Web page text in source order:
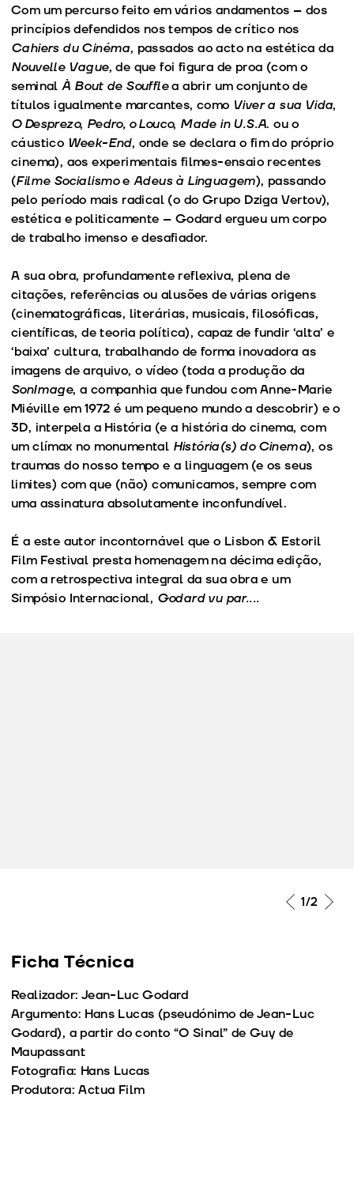
Com um percurso feito em vários andamentos – dos
princípios defendidos nos tempos de crítico nos
Cahiers du Cinéma, passados ao acto na estética da
Nouvelle Vague, de que foi figura de proa (com o
seminalÀ Bout de Soufflea abrir um conjunto de
títulos igualmente marcantes, como Viver a sua Vida,
O Desprezo, Pedro, o Louco, Made in U.S.A. ou o
cáustico Week-End, onde se declara o fim do próprio
cinema), aos experimentais filmes-ensaio recentes
(Filme SocialismoeAdeus à Linguagem), passando
pelo período mais radical (o do Grupo Dziga Vertov),
estética e politicamente – Godard ergueu um corpo
de trabalho imenso e desafiador.
A sua obra, profundamente reflexiva, plena de
citações, referências ou alusões de várias origens
(cinematográficas, literárias, musicais, filosóficas,
científicas, de teoria política), capaz de fundir ‘alta’ e
‘baixa’ cultura, trabalhando de forma inovadora as
imagens de arquivo, o vídeo (toda a produção da
SonImage, a companhia que fundou com Anne-Marie
Miéville em 1972 é um pequeno mundo a descobrir) e o
3D, interpela a História (e a história do cinema, com
um clímax no monumental História(s) do Cinema), os
traumas do nosso tempo e a linguagem (e os seus
limites) com que (não) comunicamos, sempre com
uma assinatura absolutamente inconfundível.
É a este autor incontornável que o Lisbon & Estoril
Film Festival presta homenagem na décima edição,
com a retrospectiva integral da sua obra e um
Simpósio Internacional, Godard vu par....
1/2
Ficha Técnica
Realizador: Jean-Luc Godard
Argumento: Hans Lucas (pseudónimo de Jean-Luc
Godard), a partir do conto “O Sinal” de Guy de
Maupassant
Fotografia: Hans Lucas
Produtora: Actua Film